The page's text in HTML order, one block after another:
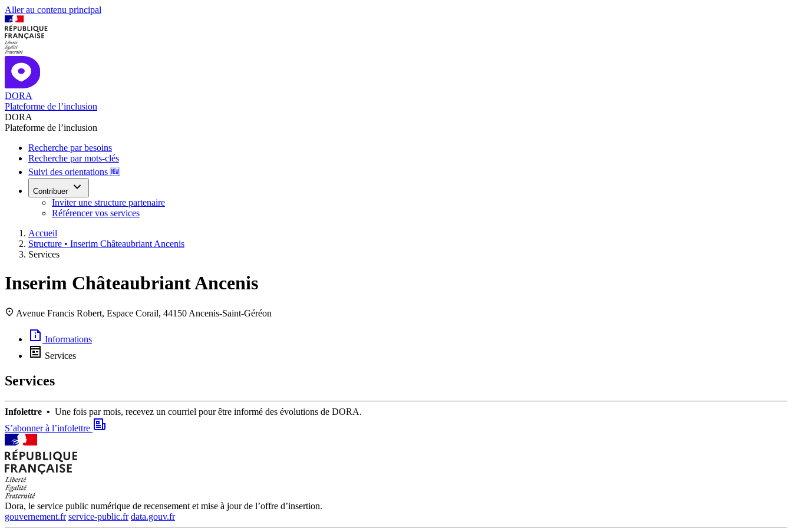
Aller au contenu principal
DORA
Plateforme de l’inclusion
DORA
Plateforme de l’inclusion
Recherche par besoins
Recherche par mots-clés
Suivi des orientations 🆕
Contribuer
Inviter une structure partenaire
Référencer vos services
Accueil
Structure • Inserim Châteaubriant Ancenis
Services
Inserim Châteaubriant Ancenis
Avenue Francis Robert, Espace Corail, 44150 Ancenis-Saint-Géréon
Informations
Services
Services
Infolettre • Une fois par mois, recevez un courriel pour être informé des évolutions de DORA.
S’abonner à l’infolettre
Dora, le service public numérique de recensement et mise à jour de l’offre d’insertion.
gouvernement.fr service-public.fr data.gouv.fr